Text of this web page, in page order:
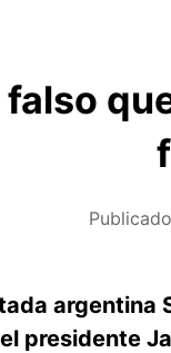
falso
argentina
presidente